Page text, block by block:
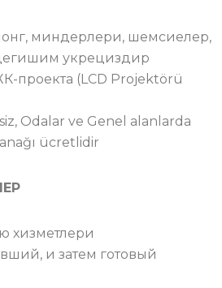
миндерлери, шемсиелер,
укрециздир
проекта (LCD Projektörü
Odalar ve Genel alanlarda
ücretlidir
хизметлери
и затем готовый